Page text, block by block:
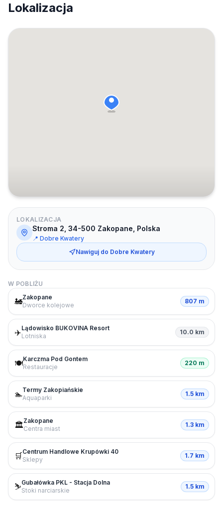
Lokalizacja
LOKALIZACJA
Stroma 2, 34-500 Zakopane, Polska
📍 Dobre Kwatery
Nawiguj do Dobre Kwatery
W POBLIŻU
🚂Zakopane
Dworce kolejowe
807 m
✈️Lądowisko BUKOVINA Resort
Lotniska
10.0 km
🍽️Karczma Pod Gontem
Restauracje
220 m
🏊Termy Zakopiańskie
Aquaparki
1.5 km
🏛️Zakopane
Centra miast
1.3 km
🛒Centrum Handlowe Krupówki 40
Sklepy
1.7 km
⛷️Gubałówka PKL - Stacja Dolna
Stoki narciarskie
1.5 km